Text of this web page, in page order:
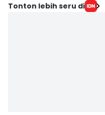
Tonton lebih seru di